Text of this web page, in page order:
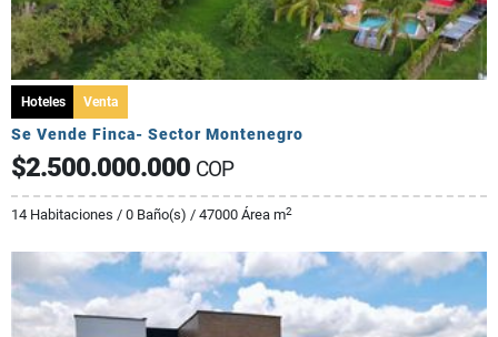
Hoteles Venta
Se Vende Finca- Sector Montenegro
$2.500.000.000 COP
14 Habitaciones / 0 Baño(s) / 47000 Área m2